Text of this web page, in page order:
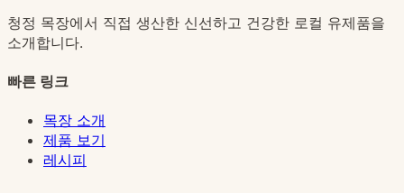
청정 목장에서 직접 생산한 신선하고 건강한 로컬 유제품을
소개합니다.
빠른 링크
목장 소개
제품 보기
레시피